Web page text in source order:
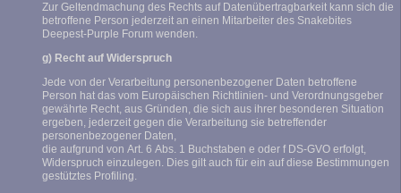
Zur Geltendmachung des Rechts auf Datenübertragbarkeit kann sich die
betroffene Person jederzeit an einen Mitarbeiter des Snakebites
Deepest-Purple Forum wenden.
g) Recht auf Widerspruch
Jede von der Verarbeitung personenbezogener Daten betroffene
Person hat das vom Europäischen Richtlinien- und Verordnungsgeber
gewährte Recht, aus Gründen, die sich aus ihrer besonderen Situation
ergeben, jederzeit gegen die Verarbeitung sie betreffender
personenbezogener Daten,
die aufgrund von Art. 6 Abs. 1 Buchstaben e oder f DS-GVO erfolgt,
Widerspruch einzulegen. Dies gilt auch für ein auf diese Bestimmungen
gestütztes Profiling.